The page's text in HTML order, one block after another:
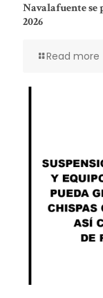
Navalafuente
2026
Read more